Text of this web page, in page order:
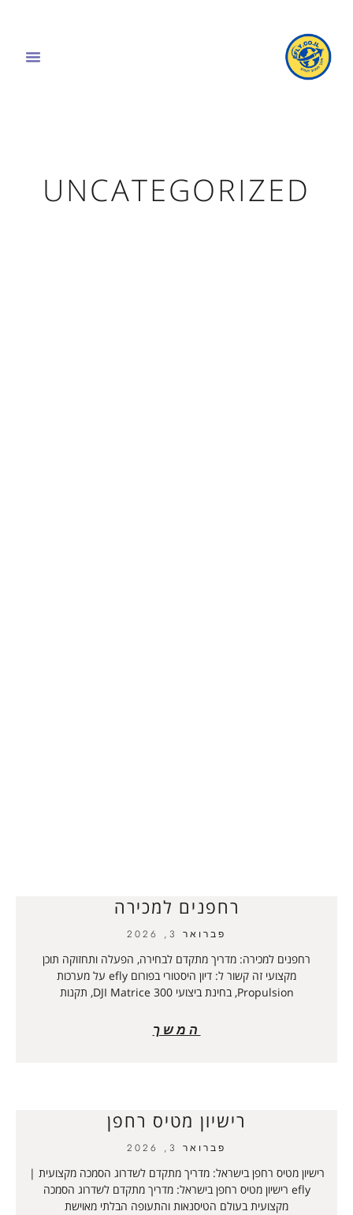
UNCATEGORIZED
רחפנים למכירה
פברואר 3, 2026
רחפנים למכירה: מדריך מתקדם לבחירה, הפעלה ותחזוקה תוכן
מקצועי זה קשור ל: דיון היסטורי בפורום efly על מערכות
Propulsion, בחינת ביצועי DJI Matrice 300, תקנות
המשך
רישיון מטיס רחפן
פברואר 3, 2026
רישיון מטיס רחפן בישראל: מדריך מתקדם לשדרוג הסמכה מקצועית |
efly רישיון מטיס רחפן בישראל: מדריך מתקדם לשדרוג הסמכה
מקצועית בעולם הטיסנאות והתעופה הבלתי מאוישת